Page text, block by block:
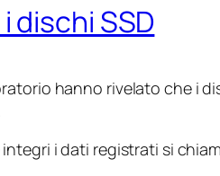
dischi SSD
hanno rivelato che i
i dati registrati si